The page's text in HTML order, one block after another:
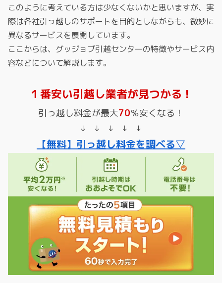
このように考えている方は少なくないかと思いますが、実
際は各社引っ越しのサポートを目的としながらも、微妙に
異なるサービスを展開しています。
ここからは、グッジョブ引越センターの特徴やサービス内
容などについて解説します。
１番安い引越し業者が見つかる！
引っ越し料金が最大70％安くなる！
↓ ↓ ↓ ↓ ↓
【無料】引っ越し料金を調べる▽